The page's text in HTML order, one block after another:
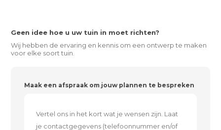
Geen idee hoe u uw tuin in moet richten?
Wij hebben de ervaring en kennis om een ontwerp te maken
voor elke soort tuin.
Maak een afspraak om jouw plannen te bespreken